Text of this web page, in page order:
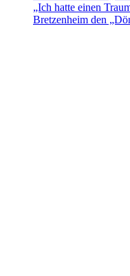
„Ich hatte einen
Bretzenheim den